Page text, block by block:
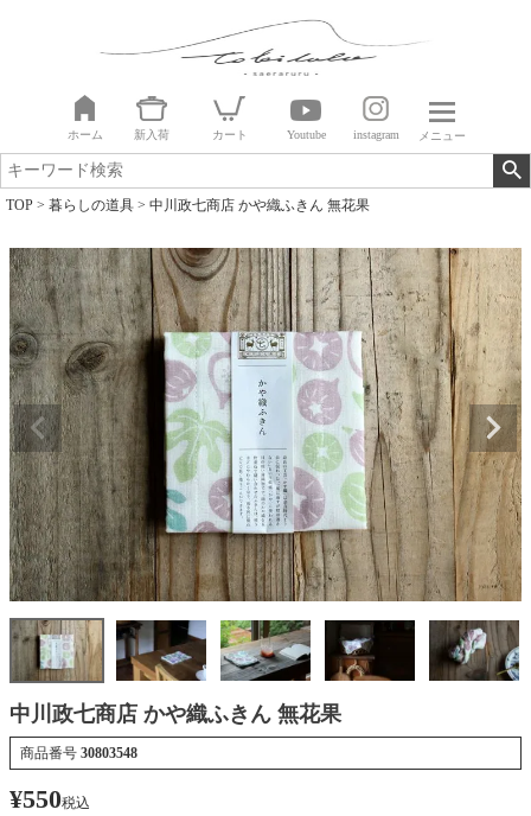
ホーム 新入荷 カート Youtube instagram メニュー
TOP 暮らしの道具 中川政七商店 かや織ふきん 無花果
中川政七商店 かや織ふきん 無花果
商品番号 30803548
¥550税込